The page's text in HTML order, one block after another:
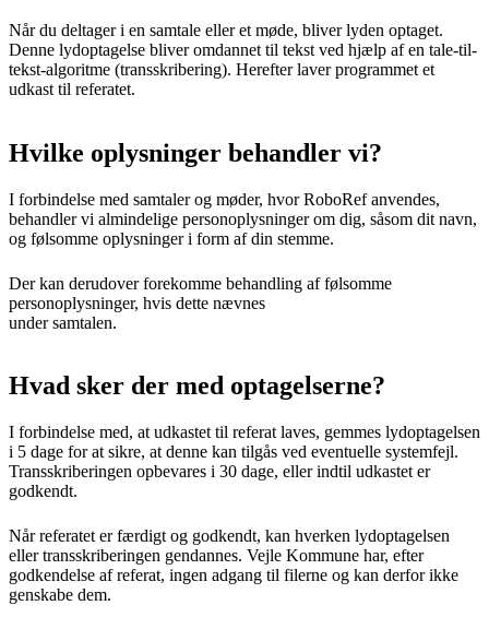
Når du deltager i en samtale eller et møde, bliver lyden optaget.
Denne lydoptagelse bliver omdannet til tekst ved hjælp af en tale-til-
tekst-algoritme (transskribering). Herefter laver programmet et
udkast til referatet.
Hvilke oplysninger behandler vi?
I forbindelse med samtaler og møder, hvor RoboRef anvendes,
behandler vi almindelige personoplysninger om dig, såsom dit navn,
og følsomme oplysninger i form af din stemme.
Der kan derudover forekomme behandling af følsomme
personoplysninger, hvis dette nævnes
under samtalen.
Hvad sker der med optagelserne?
I forbindelse med, at udkastet til referat laves, gemmes lydoptagelsen
i 5 dage for at sikre, at denne kan tilgås ved eventuelle systemfejl.
Transskriberingen opbevares i 30 dage, eller indtil udkastet er
godkendt.
Når referatet er færdigt og godkendt, kan hverken lydoptagelsen
eller transskriberingen gendannes. Vejle Kommune har, efter
godkendelse af referat, ingen adgang til filerne og kan derfor ikke
genskabe dem.